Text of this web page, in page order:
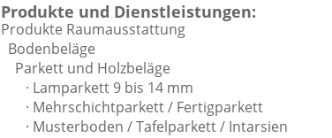
Produkte und Dienstleistungen:
Produkte Raumausstattung
Bodenbeläge
Parkett und Holzbeläge
· Lamparkett 9 bis 14 mm
· Mehrschichtparkett / Fertigparkett
· Musterboden / Tafelparkett / Intarsien